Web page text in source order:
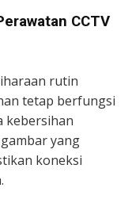
CCTV
rutin
tetap berfungsi
kebersihan
yang
koneksi